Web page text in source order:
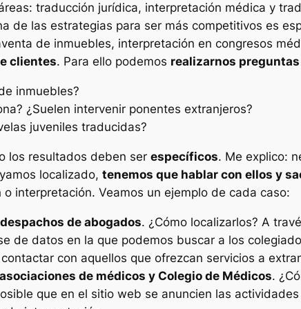
traducción jurídica, interpretación médica y
de las estrategias para ser más competitivos es
de inmuebles, interpretación en congresos
clientes. Para ello podemos realizarnos preguntas
inmuebles?
¿Suelen intervenir ponentes extranjeros?
juveniles traducidas?
los resultados deben ser específicos. Me explico:
localizado, tenemos que hablar con ellos y
interpretación. Veamos un ejemplo de cada caso:
despachos de abogados. ¿Cómo localizarlos? A
de datos en la que podemos buscar a los
con aquellos que ofrezcan servicios a
asociaciones de médicos y Colegio de Médicos.
que en el sitio web se anuncien las